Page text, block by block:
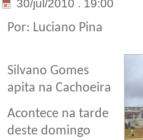
30/jul/2010 . 19:00
Por: Luciano Pina
Silvano Gomes
apita na Cachoeira
Acontece na tarde
deste domingo